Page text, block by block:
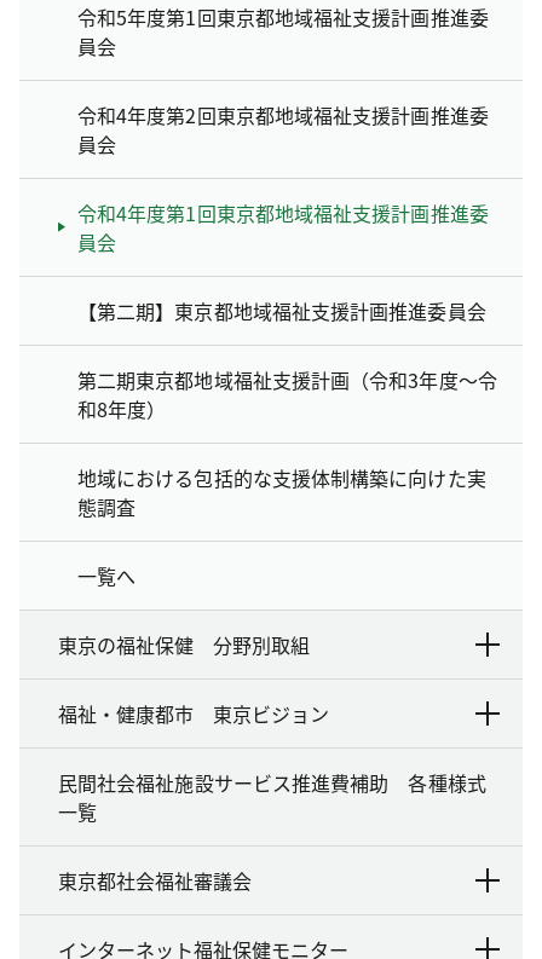
令和5年度第1回東京都地域福祉支援計画推進委
員会
令和4年度第2回東京都地域福祉支援計画推進委
員会
令和4年度第1回東京都地域福祉支援計画推進委
員会
【第二期】東京都地域福祉支援計画推進委員会
第二期東京都地域福祉支援計画（令和3年度～令
和8年度）
地域における包括的な支援体制構築に向けた実
態調査
一覧へ
東京の福祉保健 分野別取組
福祉・健康都市 東京ビジョン
民間社会福祉施設サービス推進費補助 各種様式
一覧
東京都社会福祉審議会
インターネット福祉保健モニター